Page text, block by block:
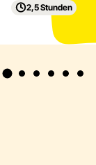
2,5 Stunden